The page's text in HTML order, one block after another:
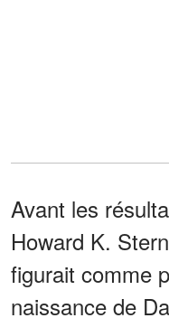
Avant les
Howard K.
figurait comme
naissance de